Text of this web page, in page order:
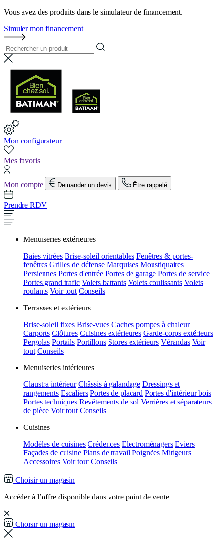
Vous avez des produits dans le simulateur de financement.
Simuler mon financement
Mon configurateur
Mes favoris
Mon compte Demander un devis Être rappelé
Prendre RDV
Menuiseries extérieures
Baies vitrées Brise-soleil orientables Fenêtres & portes-
fenêtres Grilles de défense Marquises Moustiquaires
Persiennes Portes d'entrée Portes de garage Portes de service
Portes grand trafic Volets battants Volets coulissants Volets
roulants Voir tout Conseils
Terrasses et extérieurs
Brise-soleil fixes Brise-vues Caches pompes à chaleur
Carports Clôtures Cuisines extérieures Garde-corps extérieurs
Pergolas Portails Portillons Stores extérieurs Vérandas Voir
tout Conseils
Menuiseries intérieures
Claustra intérieur Châssis à galandage Dressings et
rangements Escaliers Portes de placard Portes d'intérieur bois
Portes techniques Revêtements de sol Verrières et séparateurs
de pièce Voir tout Conseils
Cuisines
Modèles de cuisines Crédences Electroménagers Eviers
Façades de cuisine Plans de travail Poignées Mitigeurs
Accessoires Voir tout Conseils
Choisir un magasin
Accéder à l’offre disponible dans votre point de vente
Choisir un magasin